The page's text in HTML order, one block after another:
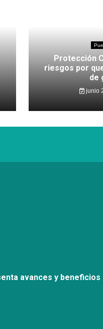
Protección
riesgos por
de
junio
avances y beneficios